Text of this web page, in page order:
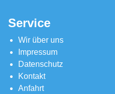
Service
Wir über uns
Impressum
Datenschutz
Kontakt
Anfahrt